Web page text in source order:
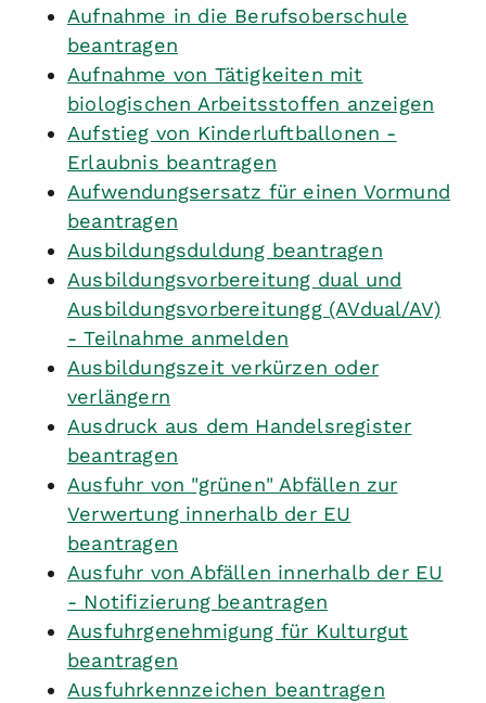
Aufnahme in die Berufsoberschule
beantragen
Aufnahme von Tätigkeiten mit
biologischen Arbeitsstoffen anzeigen
Aufstieg von Kinderluftballonen -
Erlaubnis beantragen
Aufwendungsersatz für einen Vormund
beantragen
Ausbildungsduldung beantragen
Ausbildungsvorbereitung dual und
Ausbildungsvorbereitungg (AVdual/AV)
- Teilnahme anmelden
Ausbildungszeit verkürzen oder
verlängern
Ausdruck aus dem Handelsregister
beantragen
Ausfuhr von "grünen" Abfällen zur
Verwertung innerhalb der EU
beantragen
Ausfuhr von Abfällen innerhalb der EU
- Notifizierung beantragen
Ausfuhrgenehmigung für Kulturgut
beantragen
Ausfuhrkennzeichen beantragen